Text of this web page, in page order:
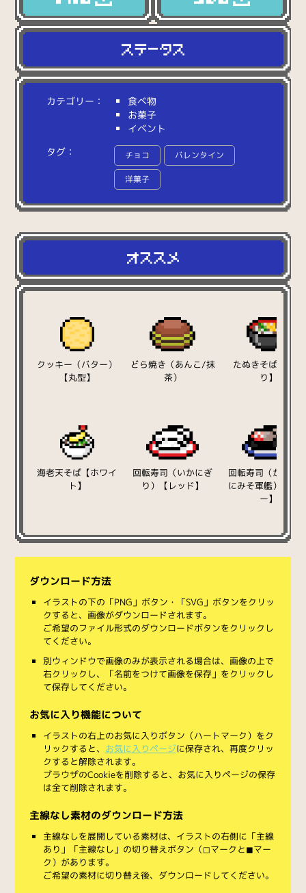
カテゴリー：
食べ物
お菓子
イベント
タグ：
チョコ バレンタイン
洋菓子
しらべる： ンのかわいい緑色のバレンタイン
クッキー（バター）
【丸型】
どら焼き（あんこ/抹
茶）
たぬきそば【漆塗
り】
海老天そば【ホワイ
ト】
回転寿司（いかにぎ
り）【レッド】
回転寿司（かに・
にみそ軍艦）【ブ
ー】
ダウンロード方法
イラストの下の「PNG」ボタン・「SVG」ボタンをクリッ
クすると、画像がダウンロードされます。
ご希望のファイル形式のダウンロードボタンをクリックし
てください。
別ウィンドウで画像のみが表示される場合は、画像の上で
右クリックし、「名前をつけて画像を保存」をクリックし
て保存してください。
お気に入り機能について
イラストの右上のお気に入りボタン（ハートマーク）をク
リックすると、 お気に入りページに保存され、再度クリッ
クすると解除されます。
ブラウザのCookieを削除すると、お気に入りページの保存
は全て削除されます。
主線なし素材のダウンロード方法
主線なしを展開している素材は、イラストの右側に「主線
あり」「主線なし」の切り替えボタン（◻︎マークと◼︎マー
ク）があります。
ご希望の素材に切り替え後、ダウンロードしてください。